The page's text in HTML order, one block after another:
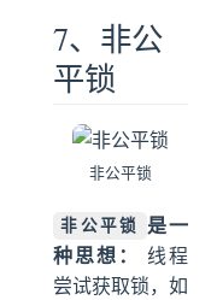
7、非公
平锁
非公平锁
非公平锁
是一
种思想：
线程
尝试获取锁，如